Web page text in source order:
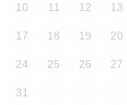
10 11 12 13
17 18 19 20
24 25 26 27
31